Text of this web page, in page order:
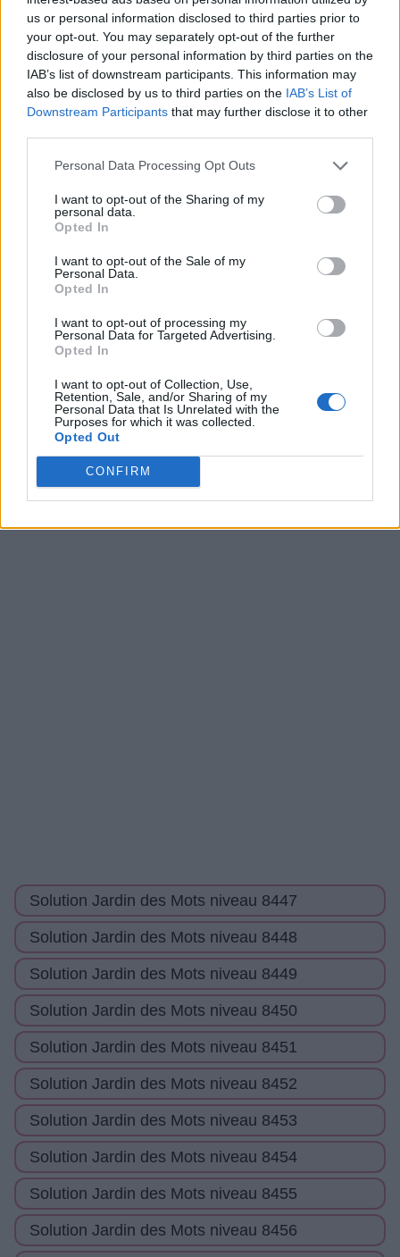
us or personal information disclosed to third parties prior to
your opt-out. You may separately opt-out of the further
disclosure of your personal information by third parties on the
IAB’s list of downstream participants. This information may
also be disclosed by us to third parties on the IAB’s List of
Downstream Participants that may further disclose it to other
Personal Data Processing Opt Outs
I want to opt-out of the Sharing of my
personal data.
Opted In
I want to opt-out of the Sale of my
Personal Data.
Opted In
I want to opt-out of processing my
Personal Data for Targeted Advertising.
Opted In
I want to opt-out of Collection, Use,
Retention, Sale, and/or Sharing of my
Personal Data that Is Unrelated with the
Purposes for which it was collected.
Opted Out
CONFIRM
Solution Jardin des Mots niveau 8439
Solution Jardin des Mots niveau 8440
Solution Jardin des Mots niveau 8441
Solution Jardin des Mots niveau 8442
Solution Jardin des Mots niveau 8443
Solution Jardin des Mots niveau 8444
Solution Jardin des Mots niveau 8445
Solution Jardin des Mots niveau 8446
Solution Jardin des Mots niveau 8447
Solution Jardin des Mots niveau 8448
Solution Jardin des Mots niveau 8449
Solution Jardin des Mots niveau 8450
Solution Jardin des Mots niveau 8451
Solution Jardin des Mots niveau 8452
Solution Jardin des Mots niveau 8453
Solution Jardin des Mots niveau 8454
Solution Jardin des Mots niveau 8455
Solution Jardin des Mots niveau 8456